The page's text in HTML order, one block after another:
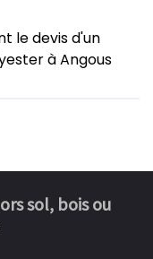
le devis d'un
à Angous
sol, bois ou